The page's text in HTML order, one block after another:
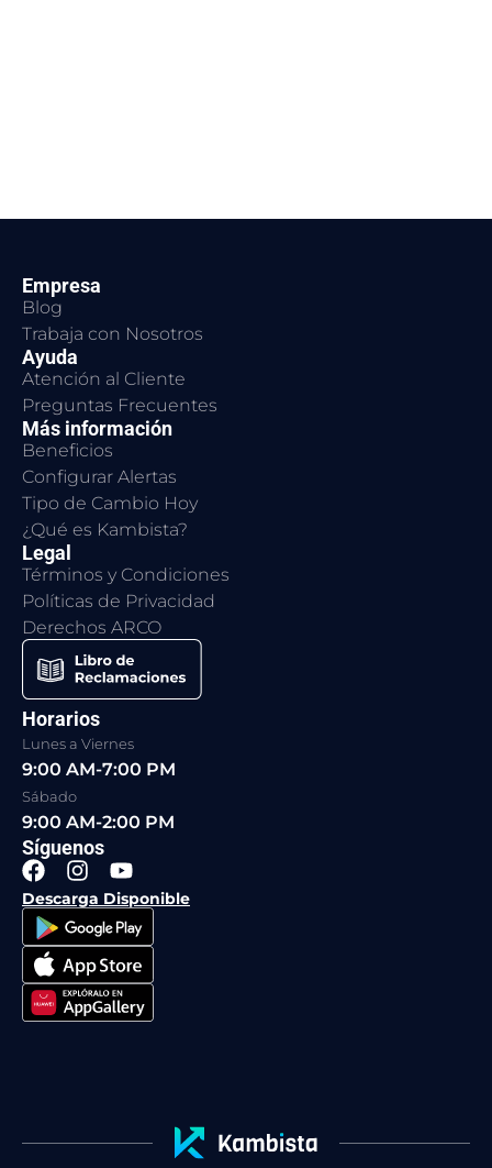
Empresa
Blog
Trabaja con Nosotros
Ayuda
Atención al Cliente
Preguntas Frecuentes
Más información
Beneficios
Configurar Alertas
Tipo de Cambio Hoy
¿Qué es Kambista?
Legal
Términos y Condiciones
Políticas de Privacidad
Derechos ARCO
Horarios
Lunes a Viernes
9:00 AM-7:00 PM
Sábado
9:00 AM-2:00 PM
Síguenos
F
a
c
e
b
o
o
k
I
n
s
t
a
g
r
a
Y
o
u
t
u
b
e
Descarga Disponible